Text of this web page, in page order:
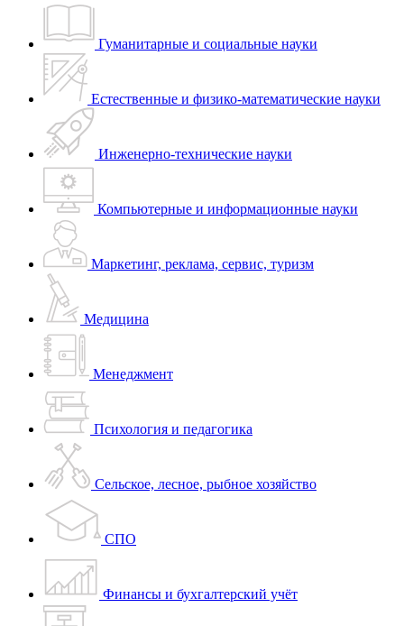
Гуманитарные и социальные науки
Естественные и физико-математические науки
Инженерно-технические науки
Компьютерные и информационные науки
Маркетинг, реклама, сервис, туризм
Медицина
Менеджмент
Психология и педагогика
Сельское, лесное, рыбное хозяйство
СПО
Финансы и бухгалтерский учёт